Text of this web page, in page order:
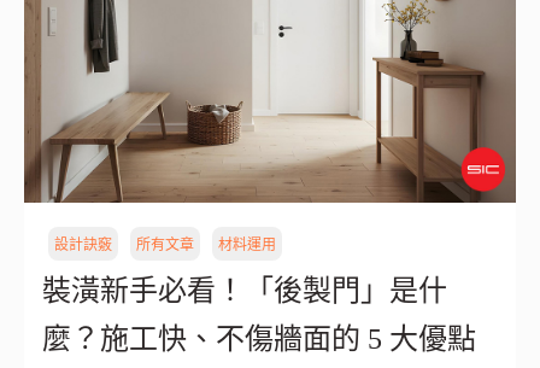
設計訣竅 所有文章 材料運用
裝潢新手必看！「後製門」是什
麼？施工快、不傷牆面的 5 大優點